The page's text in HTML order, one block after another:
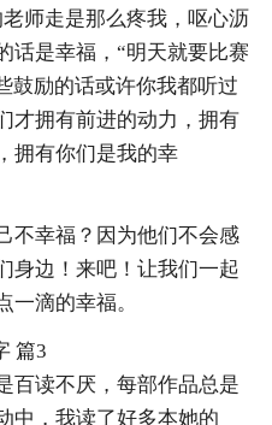
师走是那么疼我，呕心沥
话是幸福，“明天就要比赛
鼓励的话或许你我都听过
才拥有前进的动力，拥有
拥有你们是我的幸
不幸福？因为他们不会感
身边！来吧！让我们一起
一滴的幸福。
篇3
百读不厌，每部作品总是
中，我读了好多本她的